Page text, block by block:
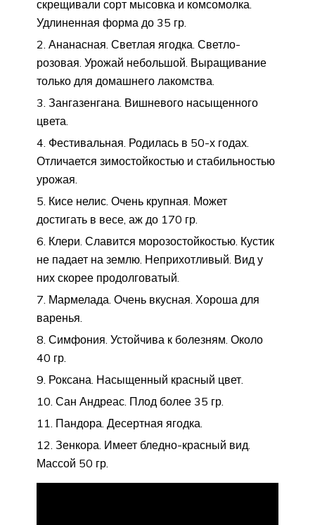
скрещивали сорт мысовка и комсомолка.
Удлиненная форма до 35 гр.
Ананасная. Светлая ягодка. Светло-
розовая. Урожай небольшой. Выращивание
только для домашнего лакомства.
Зангазенгана. Вишневого насыщенного
цвета.
Фестивальная. Родилась в 50-х годах.
Отличается зимостойкостью и стабильностью
урожая.
Кисе нелис. Очень крупная. Может
достигать в весе, аж до 170 гр.
Клери. Славится морозостойкостью. Кустик
не падает на землю. Неприхотливый. Вид у
них скорее продолговатый.
Мармелада. Очень вкусная. Хороша для
варенья.
Симфония. Устойчива к болезням. Около
40 гр.
Роксана. Насыщенный красный цвет.
Сан Андреас. Плод более 35 гр.
Пандора. Десертная ягодка.
Зенкора. Имеет бледно-красный вид.
Массой 50 гр.